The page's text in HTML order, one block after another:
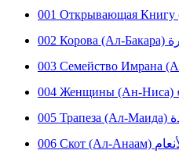
001 Открывающая Книгу
002 Корова (Ал-Бакара)
003 Семейство Имрана
004 Женщины (Ан-Ниса)
005 Трапеза (Ал-Маида)
006 Скот (Ал-Анаам)